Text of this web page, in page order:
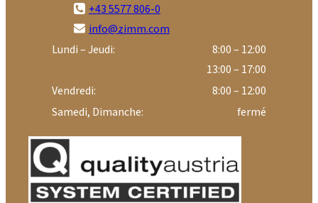
+43 5577 806-0
info@zimm.com
Lundi – Jeudi:
8:00 – 12:00
13:00 – 17:00
Vendredi:
8:00 – 12:00
Samedi, Dimanche:
fermé